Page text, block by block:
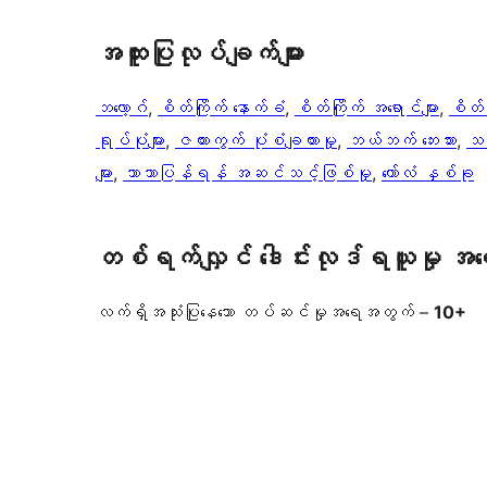
အ​ထူး​ပြု​လုပ်​ချက်​များ
ဘလော့ဂ်, စိတ်ကြိုက် နောက်ခံ, စိတ်ကြိုက် အရောင်များ, စိတ်
ရုပ်ပုံများ, ဇယားကွက် ပုံစံချထားမှု, ဘယ်ဘက် ဘေးဘား,
များ, ဘာသာပြန်ရန် အဆင်သင့်ဖြစ်မှု, ကော်လံ နှစ်ခု
တစ်ရက်လျှင် ဒေါင်းလုဒ်ရယူမှု
လက်ရှိအသုံးပြုနေသော တပ်ဆင်မှုအရေအတွက် – 10+